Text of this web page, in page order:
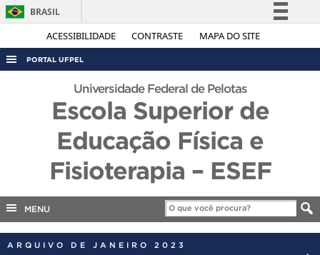
ACESSIBILIDADE CONTRASTE MAPA DO SITE
BRASIL
Simplifique!
Acesso à informação
Legislação
Canais
PORTAL UFPEL
ACESSO À INFORMAÇÃO
AUDITORIA
COBALTO
EDITAIS
INTERNACIONAL
Universidade Federal de Pelotas
Escola Superior de
Educação Física e
Fisioterapia – ESEF
MENU
ARQUIVO DE JANEIRO 2023